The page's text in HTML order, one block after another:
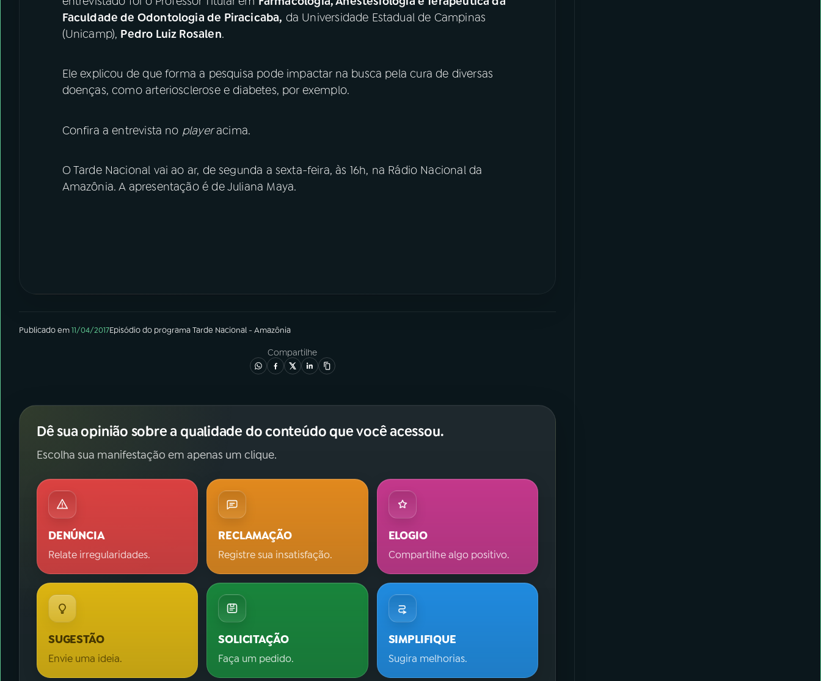
Faculdade de Odontologia de Piracicaba, da Universidade Estadual de Campinas
(Unicamp), Pedro Luiz Rosalen.
Ele explicou de que forma a pesquisa pode impactar na busca pela cura de diversas
doenças, como arteriosclerose e diabetes, por exemplo.
Confira a entrevista no playeracima.
O Tarde Nacional vai ao ar, de segunda a sexta-feira, às 16h, na Rádio Nacional da
Amazônia. A apresentação é de Juliana Maya.
Publicado em11/04/2017Episódiodo programaTarde Nacional - Amazônia
Compartilhe
Dê sua opinião sobre a qualidade do conteúdo que você acessou.
Escolha sua manifestação em apenas um clique.
DENÚNCIA
Relate irregularidades.
RECLAMAÇÃO
Registre sua insatisfação.
ELOGIO
Compartilhe algo positivo.
SUGESTÃO
Envie uma ideia.
SOLICITAÇÃO
Faça um pedido.
SIMPLIFIQUE
Sugira melhorias.